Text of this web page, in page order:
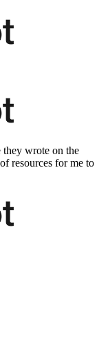
they wrote on the
resources for me to